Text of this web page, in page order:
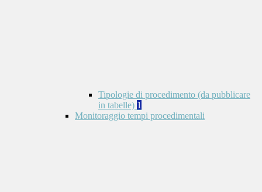
Tipologie di procedimento (da pubblicare
in tabelle) 1
Monitoraggio tempi procedimentali